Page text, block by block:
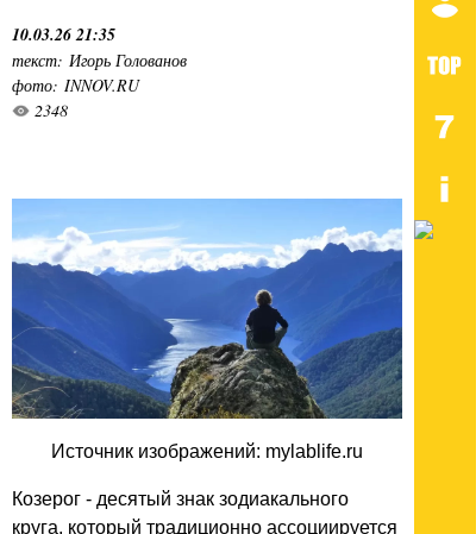
10.03.26 21:35
текст: Игорь Голованов
фото: INNOV.RU
2348
Источник изображений: mylablife.ru
Козерог - десятый знак зодиакального
круга, который традиционно ассоциируется